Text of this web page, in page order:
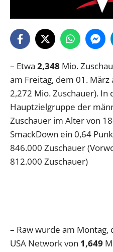
– Etwa 2,348 Mio.
am Freitag, dem 01. März
2,272 Mio. Zuschauer). In
Hauptzielgruppe der
Zuschauer im Alter von
SmackDown ein 0,64
846.000 Zuschauer
812.000 Zuschauer)
– Raw wurde am
USA Network von 1,649